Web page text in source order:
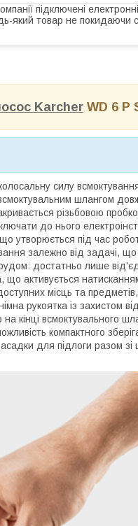
підключені
який товар не покидаючи
Karcher WD 6 P
силу
шлангом
різьбовою
до нього
утворюється під час
залежно від задачі,
достатньо лише
активується
місць та
рукоятка із захистом
кінці всмоктувального
компактного
для підлоги разом